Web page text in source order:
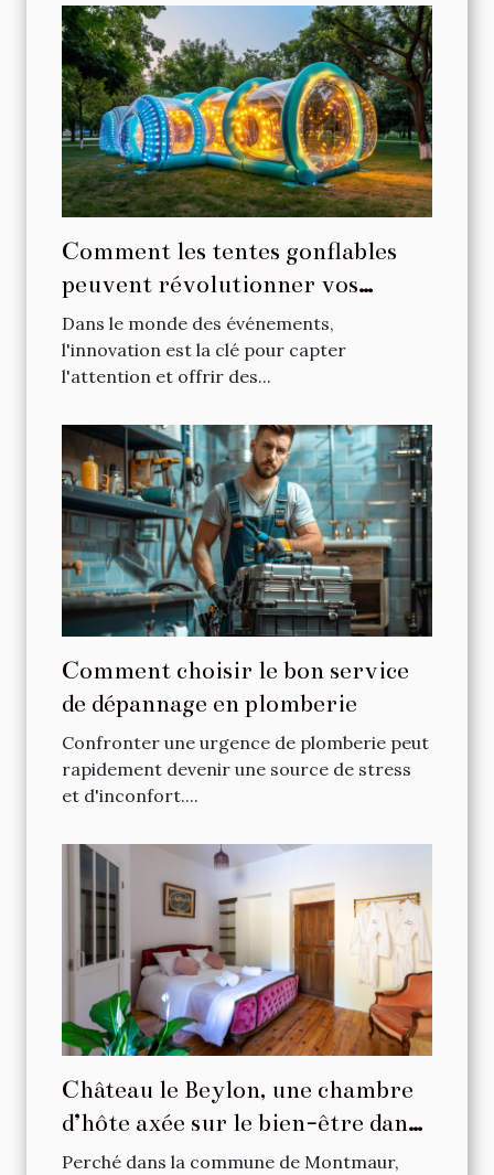
Comment les tentes gonflables
peuvent révolutionner vos
événements
Dans le monde des événements,
l'innovation est la clé pour capter
l'attention et offrir des...
Comment choisir le bon service
de dépannage en plomberie
Confronter une urgence de plomberie peut
rapidement devenir une source de stress
et d'inconfort....
Château le Beylon, une chambre
d’hôte axée sur le bien-être dans
les Hautes-Alpes
Perché dans la commune de Montmaur,